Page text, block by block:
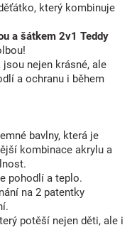
který kombinuje
a šátkem 2v1 Teddy
jsou nejen krásné, ale
a ochranu i během
bavlny, která je
kombinace akrylu a
pohodlí a teplo.
na 2 patentky
potěší nejen děti, ale i